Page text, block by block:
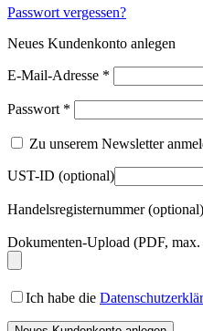
Passwort vergessen?
Neues Kundenkonto anlegen
E-Mail-Adresse *
Passwort *
Zu unserem Newsletter
UST-ID (optional)
Handelsregisternummer(optional)
Dokumenten-Upload (PDF,
Ich habe die